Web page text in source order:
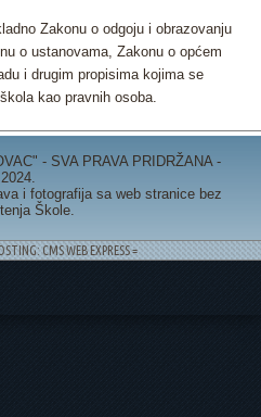
Zakonu o odgoju i obrazovanju
o ustanovama, Zakonu o općem
i drugim propisima kojima se
kao pravnih osoba.
- SVA PRAVA PRIDRŽANA -
2024.
i fotografija sa web stranice bez
Škole.
CMS WEB EXPRESS =